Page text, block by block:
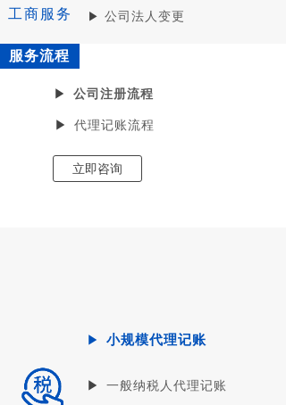
工商服务 ▶ 公司法人变更
▶ 一般纳税人代理记账
▶ 小规模代理记账
▶ 代理记账流程
服务流程
立即咨询
▶ 公司注册流程